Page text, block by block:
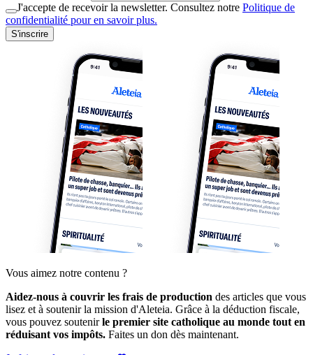
J'accepte de recevoir la newsletter. Consultez notre Politique de
confidentialité pour en savoir plus.
S'inscrire
Vous aimez notre contenu ?
Aidez-nous à couvrir les frais de production des articles que vous
lisez et à soutenir la mission d'Aleteia. Grâce à la déduction fiscale,
vous pouvez soutenirle premier site catholique au monde tout en
réduisant vos impôts. Faites un don dès maintenant.